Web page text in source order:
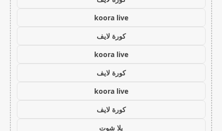
koora live
كورة لايف
koora live
كورة لايف
koora live
كورة لايف
يلا شوت